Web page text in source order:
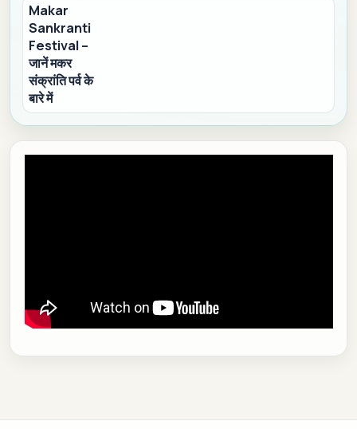
Makar
Sankranti
Festival –
जानें मकर
संक्रांति पर्व के
बारे में